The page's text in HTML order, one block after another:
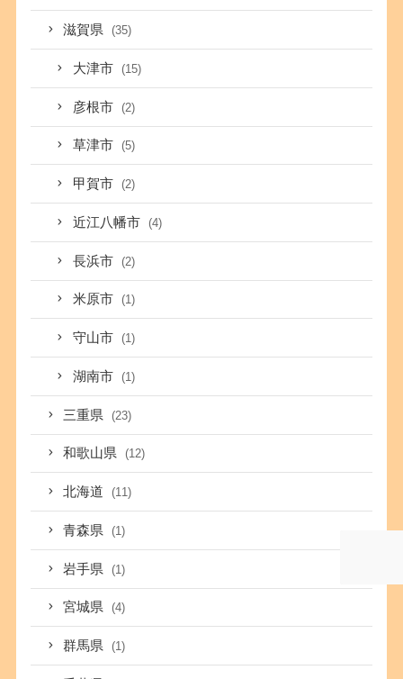
滋賀県 (35)
大津市 (15)
彦根市 (2)
草津市 (5)
甲賀市 (2)
近江八幡市 (4)
長浜市 (2)
米原市 (1)
守山市 (1)
湖南市 (1)
三重県 (23)
和歌山県 (12)
北海道 (11)
青森県 (1)
岩手県 (1)
宮城県 (4)
群馬県 (1)